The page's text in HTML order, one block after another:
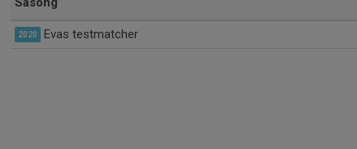
2020 Evas testmatcher